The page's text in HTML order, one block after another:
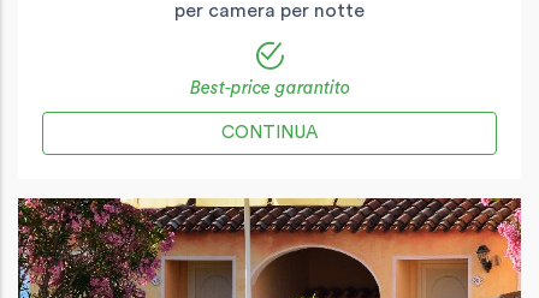
per camera per notte
Best-price garantito
CONTINUA